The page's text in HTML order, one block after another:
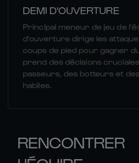
DEMI D'OUVERTURE
Principal meneur de jeu de
d'ouverture dirige les
coups de pied pour gagner
prend des décisions
passeurs, des botteurs et
habiles.
RENCONTRER